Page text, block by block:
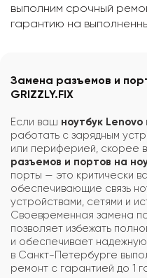
выполним срочный
гарантию на
Замена разъемов и
GRIZZLY.FIX
Если ваш ноутбук Lenovo
работать с зарядным
или периферией, скорее
разъемов и портов на
порты — это критически
обеспечивающие связь
устройствами, сетями и
Своевременная замена
позволяет избежать
и обеспечивает
в Санкт-Петербурге
ремонт с гарантией до 1